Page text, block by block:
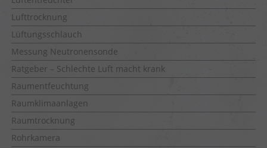
Lufttrocknung
Lüftungsschlauch
Messung Neutronensonde
Ratgeber – Schlechte Luft macht krank
Raumentfeuchtung
Raumklimaanlagen
Raumtrocknung
Rohrkamera